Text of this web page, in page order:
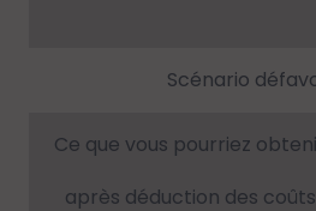
Scénario
Ce que vous pourriez
après déduction des coûts